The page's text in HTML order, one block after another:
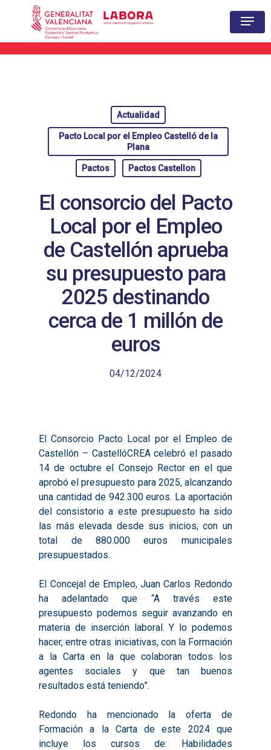
Actualidad
Pacto Local por el Empleo Castelló de la
Plana
Pactos Pactos Castellon
El consorcio del Pacto
Local por el Empleo
de Castellón aprueba
su presupuesto para
2025 destinando
cerca de 1 millón de
euros
04/12/2024
El Consorcio Pacto Local por el Empleo de
Castellón – CastellóCREA celebró el pasado
14 de octubre el Consejo Rector en el que
aprobó el presupuesto para 2025, alcanzando
una cantidad de 942.300 euros. La aportación
del consistorio a este presupuesto ha sido
las más elevada desde sus inicios, con un
total de 880.000 euros municipales
presupuestados.
El Concejal de Empleo, Juan Carlos Redondo
ha adelantado que “A través este
presupuesto podemos seguir avanzando en
materia de inserción laboral. Y lo podemos
hacer, entre otras iniciativas, con la Formación
a la Carta en la que colaboran todos los
agentes sociales y que tan buenos
resultados está teniendo”.
Redondo ha mencionado la oferta de
Formación a la Carta de este 2024 que
incluye los cursos de: Habilidades